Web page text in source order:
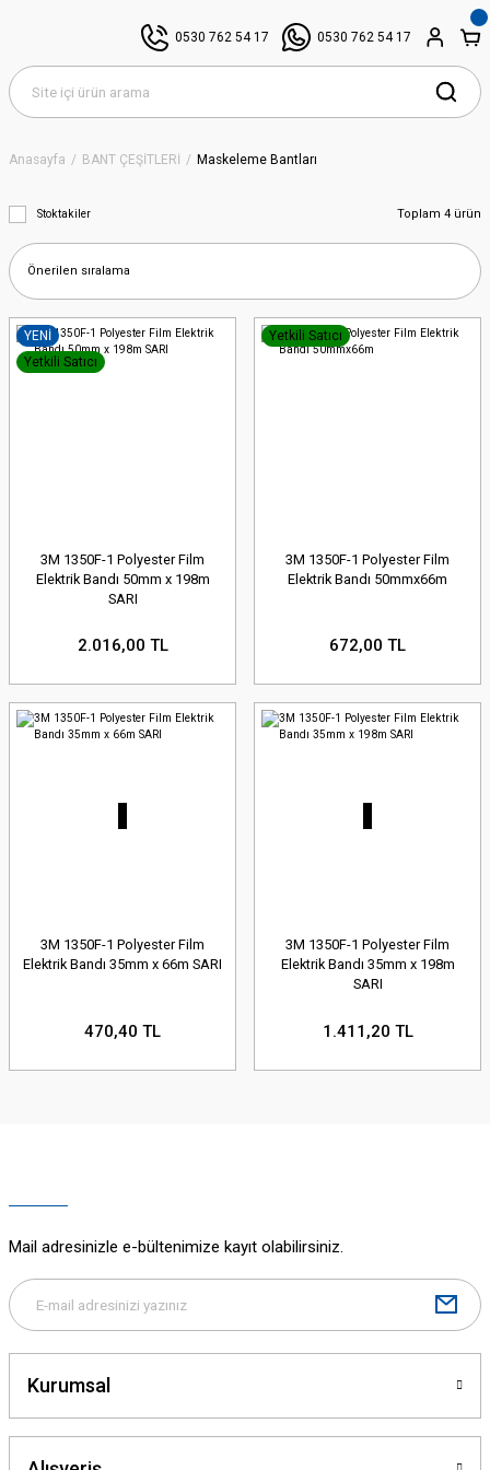
0530 762 54 17 0530 762 54 17
Anasayfa BANT ÇEŞİTLERİ Maskeleme Bantları
Stoktakiler Toplam 4 ürün
YENİ
Yetkili Satıcı
3M 1350F-1 Polyester Film
Elektrik Bandı 50mm x 198m
SARI
2.016,00 TL
Yetkili Satıcı
3M 1350F-1 Polyester Film
Elektrik Bandı 50mmx66m
672,00 TL
3M 1350F-1 Polyester Film
Elektrik Bandı 35mm x 66m SARI
470,40 TL
3M 1350F-1 Polyester Film
Elektrik Bandı 35mm x 198m
SARI
1.411,20 TL
Mail adresinizle e-bültenimize kayıt olabilirsiniz.
Kurumsal